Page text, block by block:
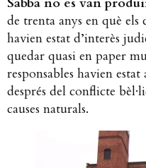
de trenta anys en què els
havien estat d’interès
quedar quasi en paper
responsables havien
després del conflicte
causes naturals.